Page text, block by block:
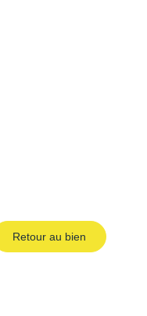
Retour au bien